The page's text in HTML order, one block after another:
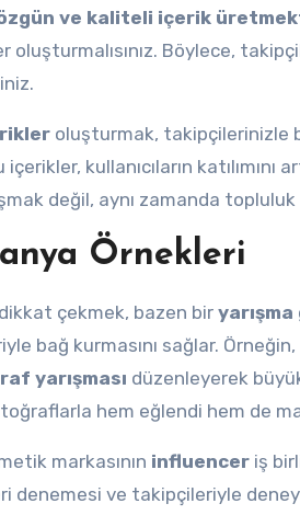
ve kaliteli içerik
oluşturmalısınız. Böylece,
oluşturmak, takipçilerinizle
kullanıcıların
değil, aynı zamanda
Örnekleri
çekmek, bazen bir yarışma
bağ kurmasını sağlar. Örneğin,
yarışması düzenleyerek
hem eğlendi hem de
markasının influencer iş
denemesi ve takipçileriyle